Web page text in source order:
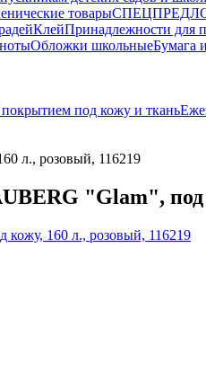
товары
КлейПринадлежности для
Обложки школьныеБумага
под кожу и ткань
л., розовый, 116219
"Glam", под